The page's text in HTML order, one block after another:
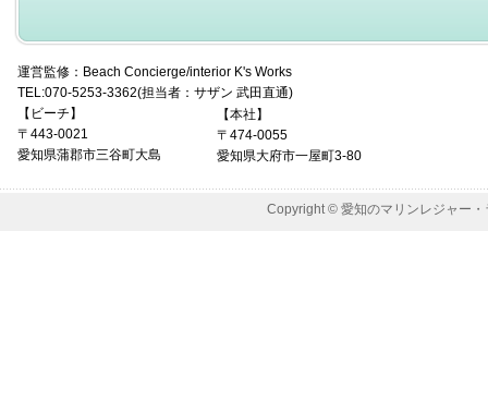
運営監修：Beach Concierge/interior K's Works
TEL:070-5253-3362(担当者：サザン 武田直通)
【ビーチ】
〒443-0021
愛知県蒲郡市三谷町大島
【本社】
〒474-0055
愛知県大府市一屋町3-80
Copyright © 愛知のマリンレジャー